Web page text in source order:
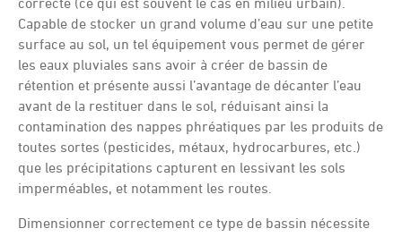
correcte (ce qui est souvent le cas en milieu urbain).
Capable de stocker un grand volume d’eau sur une petite
surface au sol, un tel équipement vous permet de gérer
les eaux pluviales sans avoir à créer de bassin de
rétention et présente aussi l’avantage de décanter l’eau
avant de la restituer dans le sol, réduisant ainsi la
contamination des nappes phréatiques par les produits de
toutes sortes (pesticides, métaux, hydrocarbures, etc.)
que les précipitations capturent en lessivant les sols
imperméables, et notamment les routes.
Dimensionner correctement ce type de bassin nécessite